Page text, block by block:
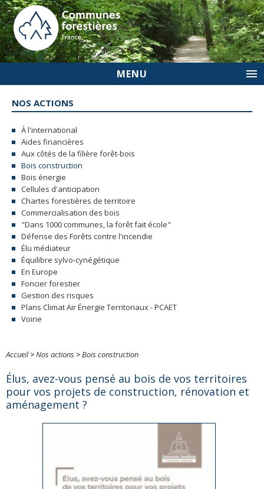
MENU
NOS ACTIONS
À l'international
Aides financières
Aux côtés de la filière forêt-bois
Bois construction
Bois énergie
Cellules d'anticipation
Chartes forestières de territoire
Commercialisation des bois
"Dans 1000 communes, la forêt fait école"
Défense des Forêts contre l'incendie
Élu médiateur
Équilibre sylvo-cynégétique
En Europe
Foncier forestier
Gestion des risques
Plans Climat Air Énergie Territoriaux - PCAET
Voirie
Accueil>Nos actions >Bois construction
Élus, avez-vous pensé au bois de vos territoires
pour vos projets de construction, rénovation et
aménagement ?